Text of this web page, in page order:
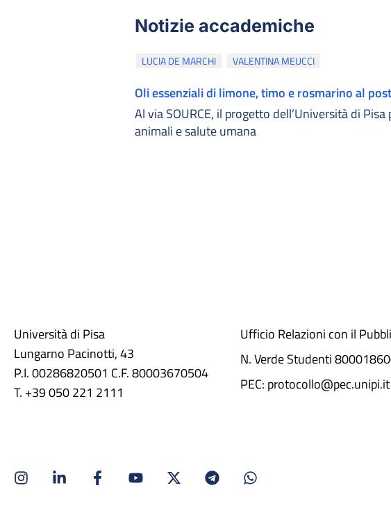
Notizie accademiche
LUCIA DE MARCHI VALENTINA MEUCCI
Oli essenziali di limone, timo e rosmarino al
Al via SOURCE, il progetto dell’Università di
animali e salute umana
Università di Pisa
Lungarno Pacinotti, 43
P.I. 00286820501 C.F. 80003670504
T. +39 050 221 2111
Ufficio Relazioni con il
N. Verde Studenti
PEC: protocollo@pec.unipi.it